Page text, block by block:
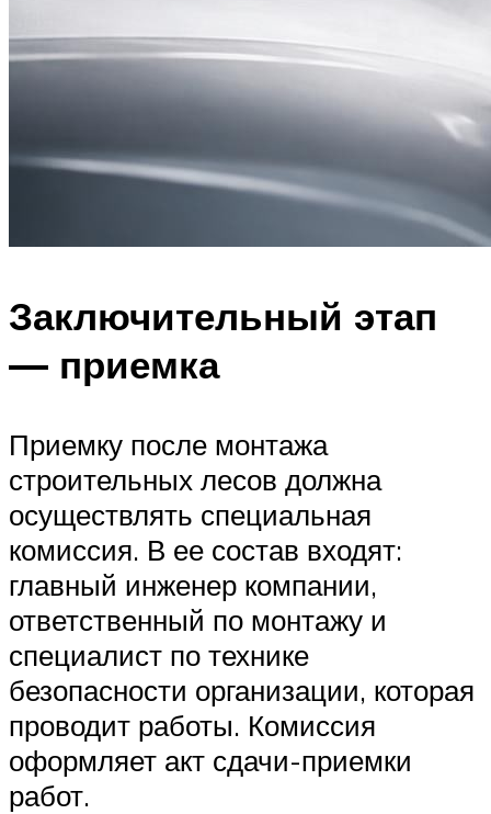
Заключительный этап
— приемка
Приемку после монтажа
строительных лесов должна
осуществлять специальная
комиссия. В ее состав входят:
главный инженер компании,
ответственный по монтажу и
специалист по технике
безопасности организации, которая
проводит работы. Комиссия
оформляет акт сдачи-приемки
работ.